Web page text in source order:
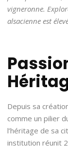
vigneronne.
alsacienne est
Depuis sa
comme un pilier
l’héritage de sa
institution réunit